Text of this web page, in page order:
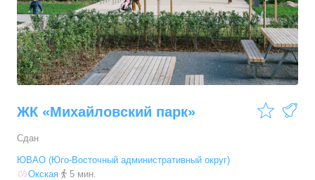
ЖК «Михайловский парк»
Сдан
ЮВАО (Юго-Восточный административный округ)
Окская
5 мин.